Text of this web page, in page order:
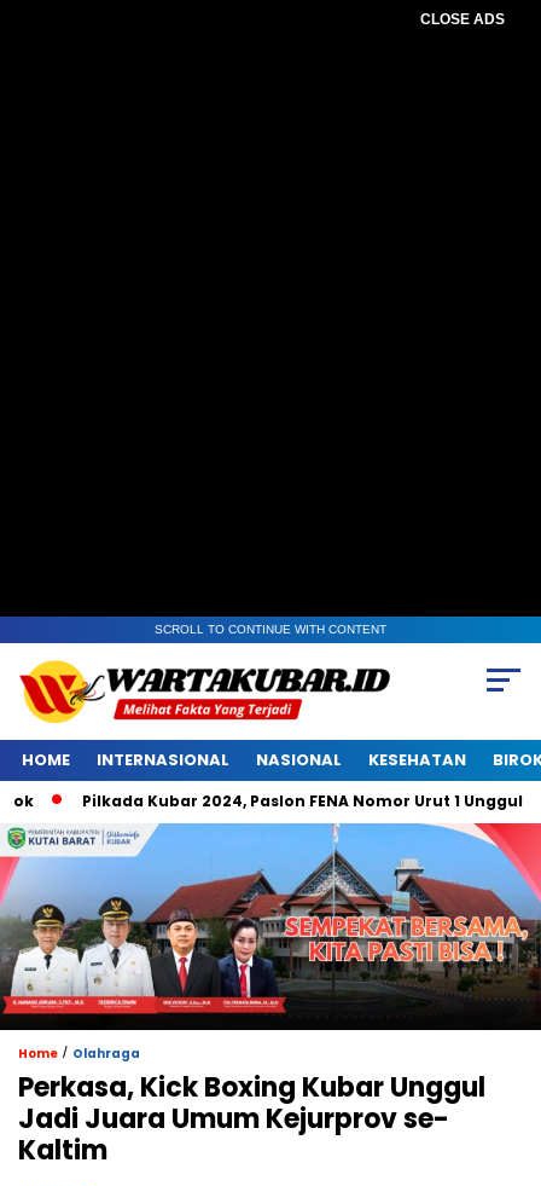
CLOSE ADS
SCROLL TO CONTINUE WITH CONTENT
HOME INTERNASIONAL NASIONAL KESEHATAN
Pilkada Kubar 2024, Paslon FENA Nomor Urut 1 Unggul di
Home / Olahraga
Perkasa, Kick Boxing Kubar Unggul
Jadi Juara Umum Kejurprov se-
Kaltim